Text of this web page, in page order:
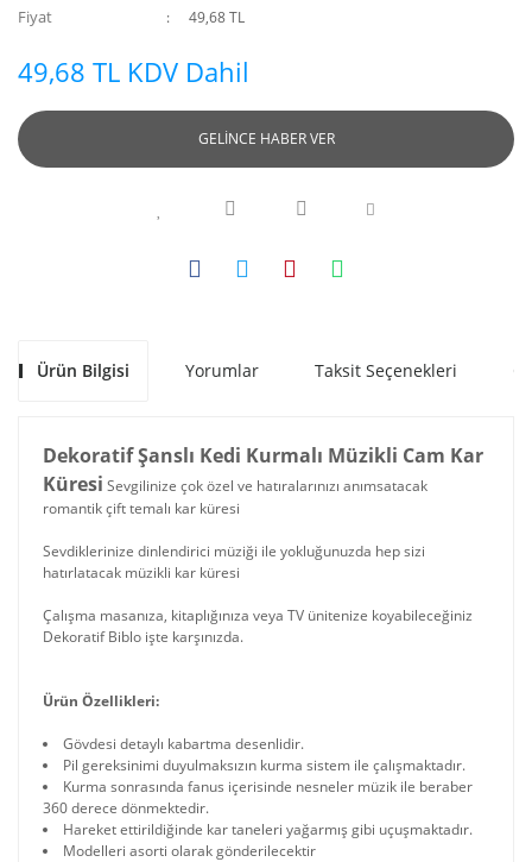
Fiyat 49,68 TL
49,68 TL KDV Dahil
GELİNCE HABER VER
Ürün Bilgisi Yorumlar Taksit Seçenekleri
Dekoratif Şanslı Kedi Kurmalı Müzikli Cam Kar
Küresi Sevgilinize çok özel ve hatıralarınızı anımsatacak
romantik çift temalı kar küresi
Sevdiklerinize dinlendirici müziği ile yokluğunuzda hep sizi
hatırlatacak müzikli kar küresi
Çalışma masanıza, kitaplığınıza veya TV ünitenize koyabileceğiniz
Dekoratif Biblo işte karşınızda.
Ürün Özellikleri:
Gövdesi detaylı kabartma desenlidir.
Pil gereksinimi duyulmaksızın kurma sistem ile çalışmaktadır.
Kurma sonrasında fanus içerisinde nesneler müzik ile beraber
360 derece dönmektedir.
Hareket ettirildiğinde kar taneleri yağarmış gibi uçuşmaktadır.
Modelleri asorti olarak gönderilecektir